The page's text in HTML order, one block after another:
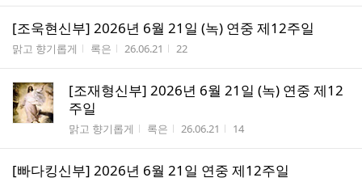
[조욱현신부] 2026년 6월 21일 (녹) 연중 제12주일
게시판명
맑고 향기롭게 작성자
록은 작성시간
26.06.21 조회수
22
[조재형신부] 2026년 6월 21일 (녹) 연중 제12
주일
게시판명
맑고 향기롭게 작성자
록은 작성시간
26.06.21 조회수
14
[빠다킹신부] 2026년 6월 21일 연중 제12주일